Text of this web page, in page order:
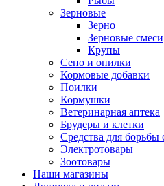
Зерновые
Зерно
Зерновые смеси
Крупы
Сено и опилки
Кормовые добавки
Поилки
Кормушки
Ветеринарная аптека
Брудеры и клетки
Средства для борьбы
Электротовары
Зоотовары
Наши магазины